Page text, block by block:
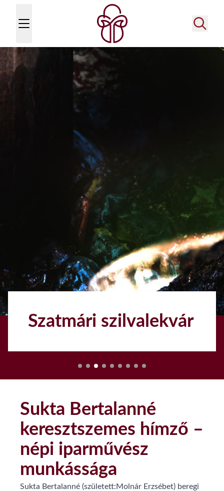
Szatmári szilvalekvár
Sukta Bertalanné
keresztszemes hímző –
népi iparművész
munkássága
Sukta Bertalanné (született:Molnár Erzsébet) beregi